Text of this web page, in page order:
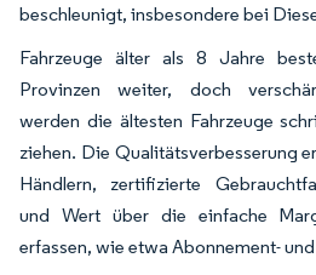
beschleunigt, insbesondere bei
Fahrzeuge älter als 8 Jahre
Provinzen weiter, doch
werden die ältesten Fahrzeuge
ziehen. Die Qualitätsverbesserung
Händlern, zertifizierte
und Wert über die einfache
erfassen, wie etwa Abonnement-